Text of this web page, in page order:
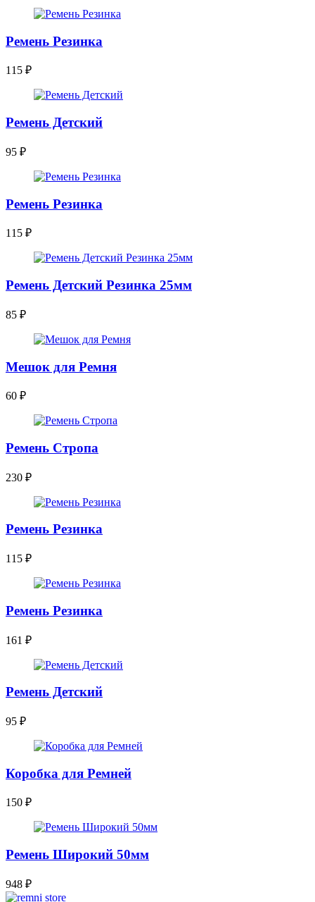
Ремень Резинка
115 ₽
Ремень Детский
95 ₽
Ремень Резинка
115 ₽
Ремень Детский Резинка 25мм
85 ₽
Мешок для Ремня
60 ₽
Ремень Стропа
230 ₽
Ремень Резинка
115 ₽
Ремень Резинка
161 ₽
Ремень Детский
95 ₽
Коробка для Ремней
150 ₽
Ремень Широкий 50мм
948 ₽